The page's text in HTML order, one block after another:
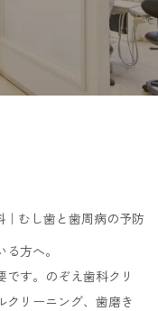
｜むし歯と歯周病の予防
方へ。
す。のぞえ歯科クリ
クリーニング、歯磨き